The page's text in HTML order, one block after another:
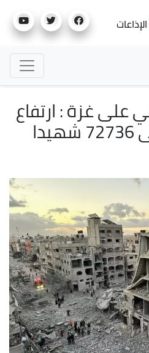
إلى
على غزة : ارتفاع
حصيلة الضحايا إلى 72736 شهيدا